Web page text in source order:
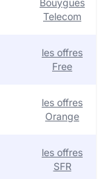
Bouygues
Telecom
les offres
Free
les offres
Orange
les offres
SFR